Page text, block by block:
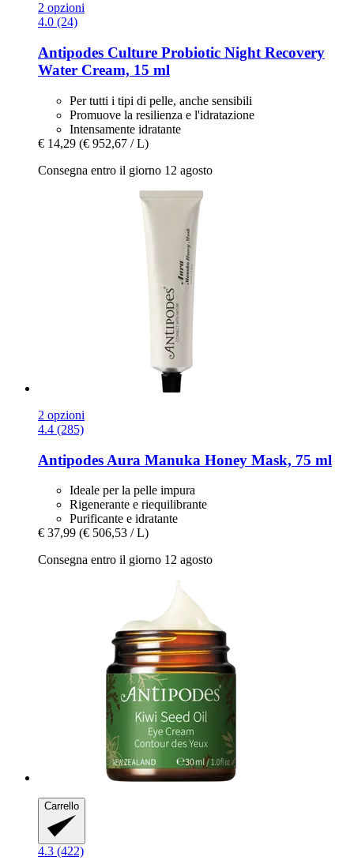
2 opzioni
4.0 (24)
Antipodes Culture Probiotic Night Recovery
Water Cream, 15 ml
Per tutti i tipi di pelle, anche sensibili
Promuove la resilienza e l'idratazione
Intensamente idratante
€ 14,29 (€ 952,67 / L)
Consegna entro il giorno 12 agosto
2 opzioni
4.4 (285)
Antipodes Aura Manuka Honey Mask, 75 ml
Ideale per la pelle impura
Rigenerante e riequilibrante
Purificante e idratante
€ 37,99 (€ 506,53 / L)
Consegna entro il giorno 12 agosto
Carrello
4.3 (422)